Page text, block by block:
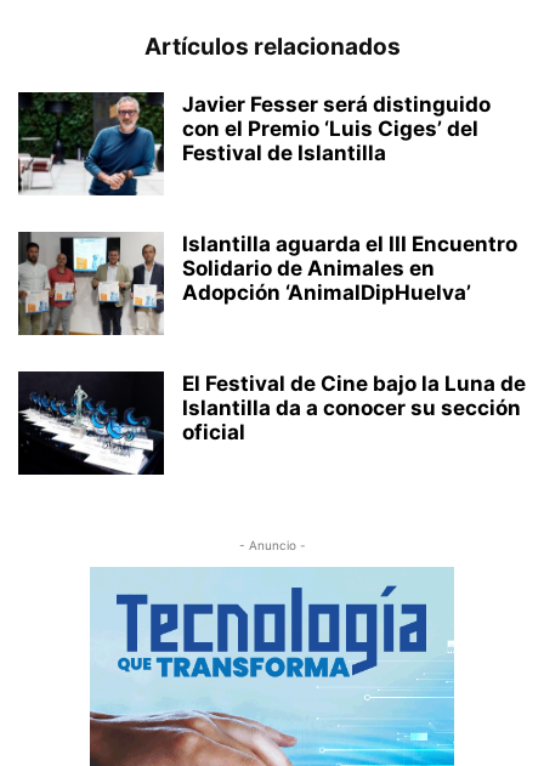
Artículos relacionados
Javier Fesser será distinguido
con el Premio ‘Luis Ciges’ del
Festival de Islantilla
Islantilla aguarda el III Encuentro
Solidario de Animales en
Adopción ‘AnimalDipHuelva’
El Festival de Cine bajo la Luna de
Islantilla da a conocer su sección
oficial
- Anuncio -